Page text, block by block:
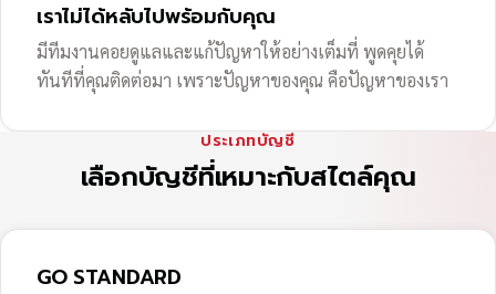
เราไม่ได้หลับไปพร้อมกับคุณ
มีทีมงานคอยดูแลและแก้ปัญหาให้อย่างเต็มที่ พูดคุยได้
ทันทีที่คุณติดต่อมา เพราะปัญหาของคุณ คือปัญหาของเรา
ประเภทบัญชี
เลือกบัญชีที่เหมาะกับสไตล์คุณ
GO STANDARD